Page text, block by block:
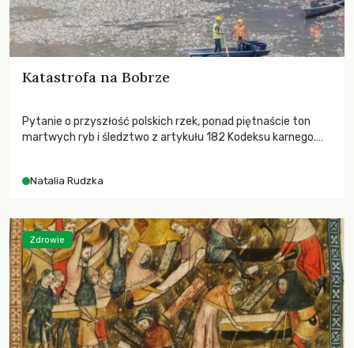
Katastrofa na Bobrze
Pytanie o przyszłość polskich rzek, ponad piętnaście ton
martwych ryb i śledztwo z artykułu 182 Kodeksu karnego.
zdarzeń prowadzących do biologicznej śmierci rzeki.
Natalia Rudzka
Zdrowie